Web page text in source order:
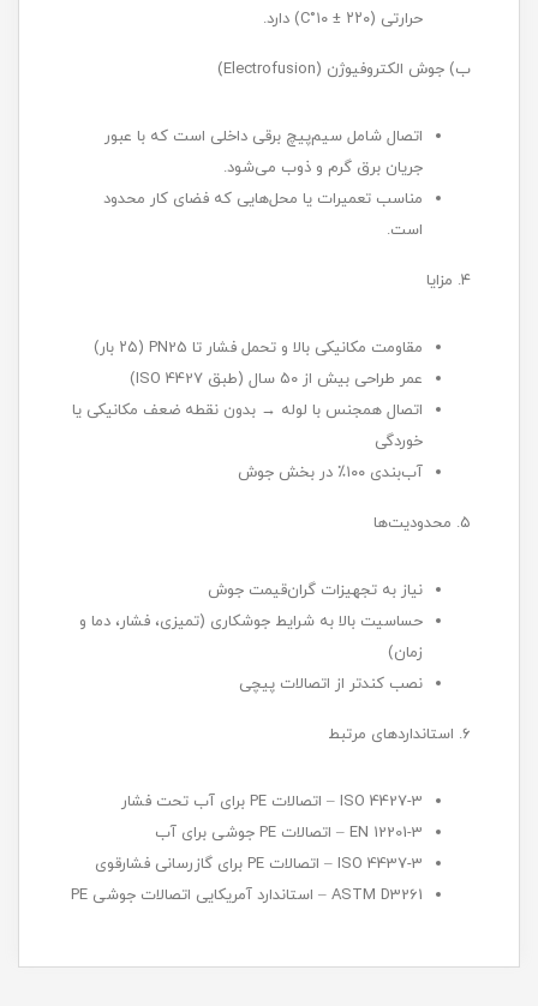
حرارتی (۲۲۰ ± ۱۰°C) دارد.
ب) جوش الکتروفیوژن (Electrofusion)
اتصال شامل سیم‌پیچ‌ برقی داخلی است که با عبور
جریان برق گرم و ذوب می‌شود.
مناسب تعمیرات یا محل‌هایی که فضای کار محدود
است.
۴. مزایا
مقاومت مکانیکی بالا و تحمل فشار تا PN25 (۲۵ بار)
عمر طراحی بیش از ۵۰ سال (طبق ISO 4427)
اتصال همجنس با لوله → بدون نقطه ضعف مکانیکی یا
خوردگی
آب‌بندی ۱۰۰٪ در بخش جوش
۵. محدودیت‌ها
نیاز به تجهیزات گران‌قیمت جوش
حساسیت بالا به شرایط جوشکاری (تمیزی، فشار، دما و
زمان)
نصب کندتر از اتصالات پیچی
۶. استانداردهای مرتبط
ISO 4427-3 – اتصالات PE برای آب تحت فشار
EN 12201-3 – اتصالات PE جوشی برای آب
ISO 4437-3 – اتصالات PE برای گازرسانی فشارقوی
ASTM D3261 – استاندارد آمریکایی اتصالات جوشی PE